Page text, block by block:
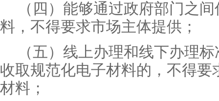
（四）能够通过政府部门之
料，不得要求市场主体提供；
（五）线上办理和线下办理
收取规范化电子材料的，不得要
材料；